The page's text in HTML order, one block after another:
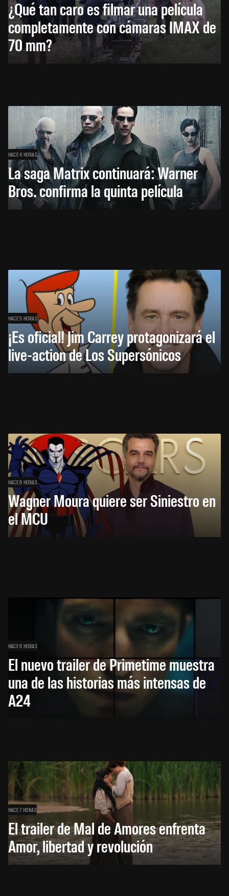
¿Qué tan caro es filmar una película
completamente con cámaras IMAX de
70 mm?
HACE 4 HORAS
La saga Matrix continuará: Warner
Bros. confirma la quinta película
HACE 5 HORAS
¡Es oficial! Jim Carrey protagonizará el
live-action de Los Supersónicos
HACE 6 HORAS
Wagner Moura quiere ser Siniestro en
el MCU
HACE 6 HORAS
El nuevo trailer de Primetime muestra
una de las historias más intensas de
A24
HACE 7 HORAS
El trailer de Mal de Amores enfrenta
Amor, libertad y revolución